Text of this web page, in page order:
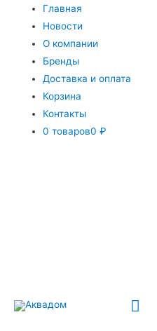
Главная
Новости
О компании
Бренды
Доставка и оплата
Корзина
Контакты
0 товаров0 ₽